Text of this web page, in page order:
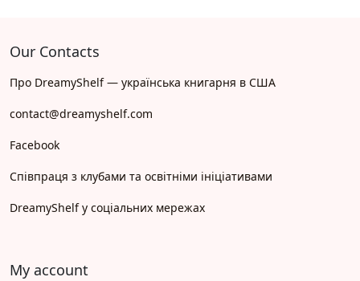
Our Contacts
Про DreamyShelf — українська книгарня в США
contact@dreamyshelf.com
Facebook
Співпраця з клубами та освітніми ініціативами
DreamyShelf у соціальних мережах
My account